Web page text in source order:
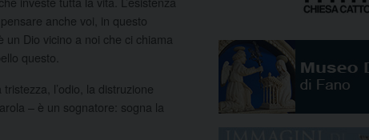
anche voi, in questo
un Dio vicino a noi che ci chiama
questo.
l’odio, la distruzione
– è un sognatore: sogna la